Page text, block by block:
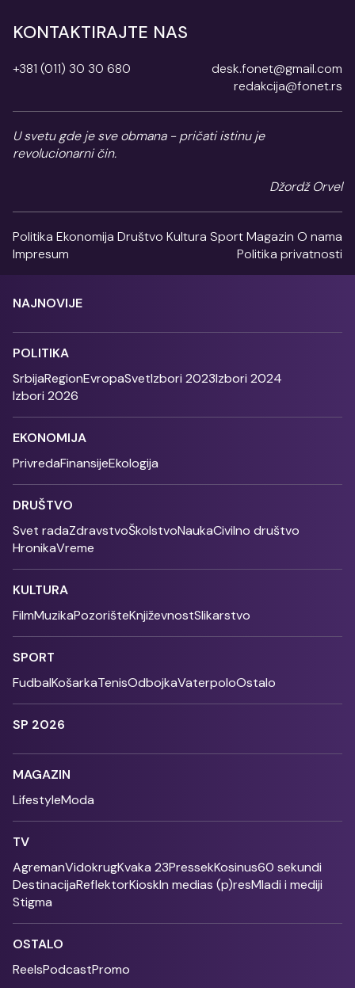
KONTAKTIRAJTE NAS
+381 (011) 30 30 680
desk.fonet@gmail.com
redakcija@fonet.rs
U svetu gde je sve obmana - pričati istinu je
revolucionarni čin.
Džordž Orvel
Politika Ekonomija Društvo Kultura SportMagazin O nama
Impresum
Politika privatnosti
NAJNOVIJE
POLITIKA
SrbijaRegionEvropaSvetIzbori 2023Izbori 2024
Izbori 2026
EKONOMIJA
PrivredaFinansijeEkologija
DRUŠTVO
Svet radaZdravstvoŠkolstvoNaukaCivilno društvo
HronikaVreme
KULTURA
FilmMuzikaPozorišteKnjiževnostSlikarstvo
SPORT
FudbalKošarkaTenisOdbojkaVaterpoloOstalo
SP 2026
MAGAZIN
LifestyleModa
TV
AgremanVidokrugKvaka 23PressekKosinus60 sekundi
DestinacijaReflektorKioskIn medias (p)resMladi i mediji
Stigma
OSTALO
ReelsPodcastPromo